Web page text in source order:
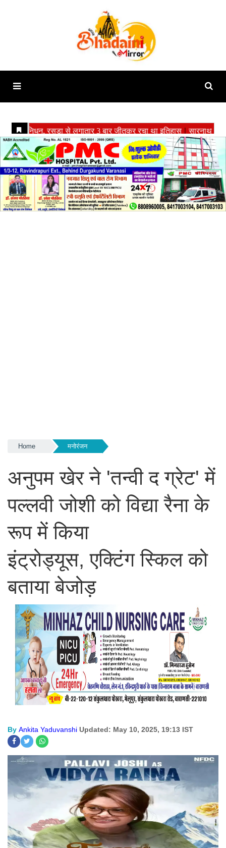
Home मनोरंजन
अनुपम खेर ने 'तन्वी द ग्रेट' में
पल्लवी जोशी को विद्या रैना के
रूप में किया
इंट्रोड्यूस, एक्टिंग स्किल को
बताया बेजोड़
By Ankita Yaduvanshi Updated: May 10, 2025, 19:13 IST